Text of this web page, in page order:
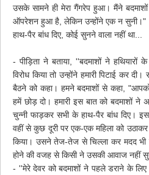
उसके सामने ही मेरा गैंगरेप हुआ। मैंने बदमाशों
ऑपरेशन हुआ है, लेकिन उन्होंने एक न सुनी।"
हाथ-पैर बांध दिए, कोई सुनने वाला नहीं था...
- पीड़िता ने बताया, ''बदमाशों ने
विरोध किया तो उन्होंने हमारी पिटाई कर
बैठने को कहा। हमने बदमाशों से कहा,
हमें छोड़ दो। हमारी इस बात को बदमाशों ने
चुन्नी फाड़कर सभी के हाथ-पैर बांध दिए।
वहीं से कुछ दूरी पर एक-एक महिला को
किया। उसने तेज-तेज से चिल्ला कर मदद
होने की वजह से किसी ने उसकी आवाज नहीं
- ''मेरे देवर को बदमाशों ने पहले डराने के लिए